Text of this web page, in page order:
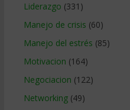
Liderazgo (331)
Manejo de crisis (60)
Manejo del estrés (85)
Motivacion (164)
Negociacion (122)
Networking(49)